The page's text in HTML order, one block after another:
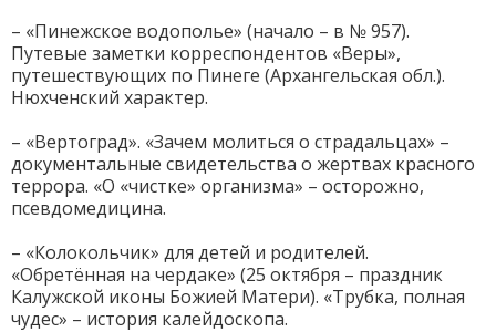
– «Пинежское водополье» (начало – в № 957).
Путевые заметки корреспондентов «Веры»,
путешествующих по Пинеге (Архангельская обл.).
Нюхченский характер.
– «Вертоград». «Зачем молиться о страдальцах» –
документальные свидетельства о жертвах красного
террора. «О «чистке» организма» – осторожно,
псевдомедицина.
– «Колокольчик» для детей и родителей.
«Обретённая на чердаке» (25 октября – праздник
Калужской иконы Божией Матери). «Трубка, полная
чудес» – история калейдоскопа.